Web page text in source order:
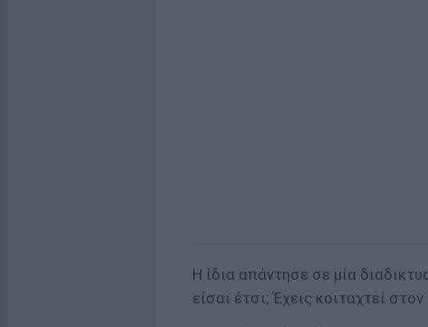
Η ίδια απάντησε σε μία
είσαι έτσι; Έχεις κοιταχτεί